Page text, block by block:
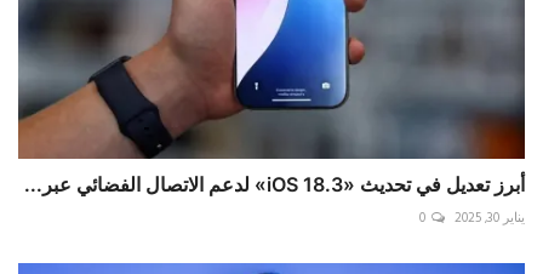
أبرز تعديل في تحديث «iOS 18.3» لدعم الاتصال الفضائي عبر...
يناير 30, 2025 0